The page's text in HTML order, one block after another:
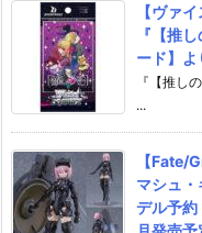
【ヴァ
『【推
ード】
『【推し
...
【Fate/
マシュ
デル予